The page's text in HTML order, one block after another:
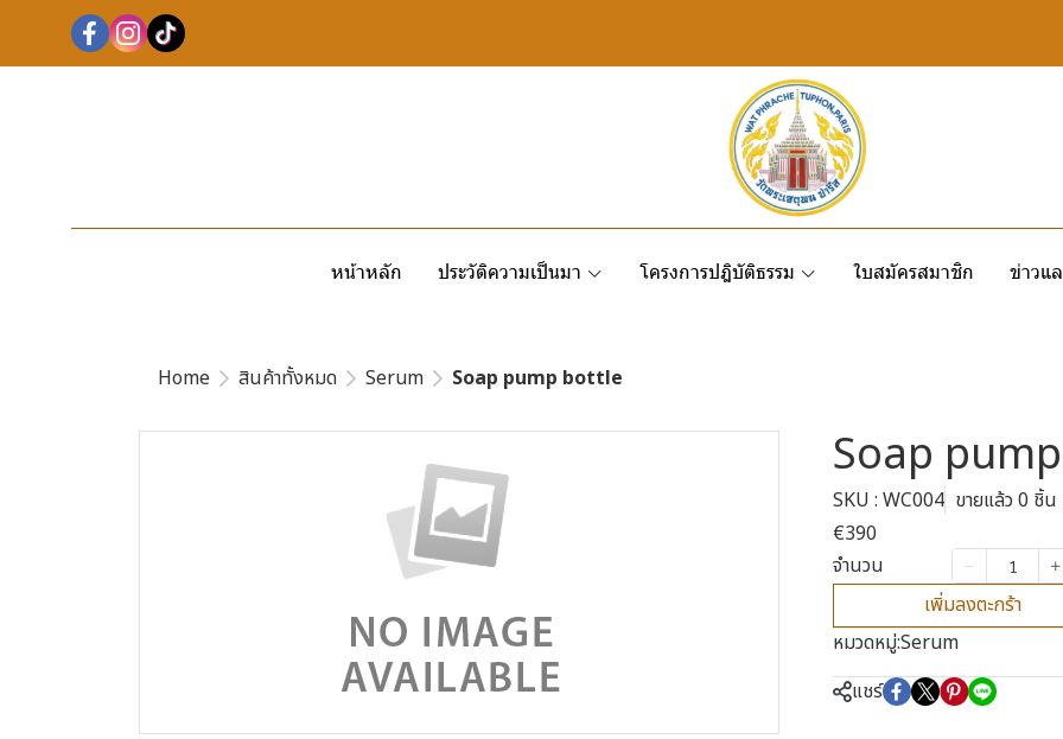
หน้าหลัก ประวัติความเป็นมา โครงการปฎิบัติธรรม ใบสมัครสมาชิก ข่าวแ
Home สินค้าทั้งหมด Serum Soap pump bottle
Soap
SKU : WC004 ขายแล้ว 0 ชิ้น
€390
จำนวน
เพิ่มลงตะกร้า
หมวดหมู่:Serum
แชร์